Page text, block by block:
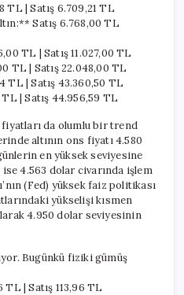
TL | Satış 6.709,21 TL
Satış 6.768,00 TL
TL | Satış 11.027,00 TL
TL | Satış 22.048,00 TL
TL | Satış 43.360,50 TL
| Satış 44.956,59 TL
fiyatları da olumlu bir trend
altının ons fiyatı 4.580
en yüksek seviyesine
ise 4.563 dolar civarında işlem
(Fed) yüksek faiz politikası
yükselişi kısmen
4.950 dolar seviyesinin
Bugünkü fiziki gümüş
| Satış 113,96 TL